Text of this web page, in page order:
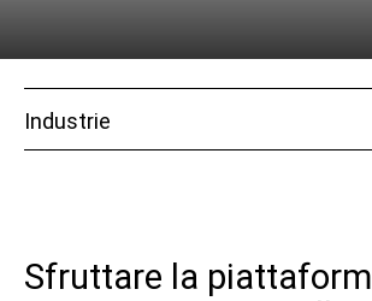
Risorse
Industrie
Sfruttare la